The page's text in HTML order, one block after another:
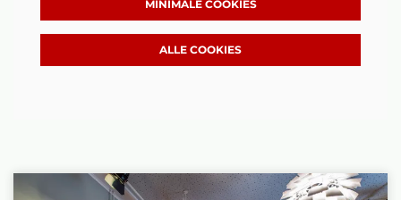
MINIMALE COOKIES
ALLE COOKIES